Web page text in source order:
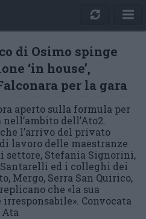
di Osimo spinge
‘in house’,
per la gara
aperto sulla formula per
dell’Ato2.
l’arrivo del privato
lavoro delle maestranze
settore, Stefania Signorini,
ed i colleghi dei
Mergo, Serra San Quirico,
che «la sua
Convocata
Ata